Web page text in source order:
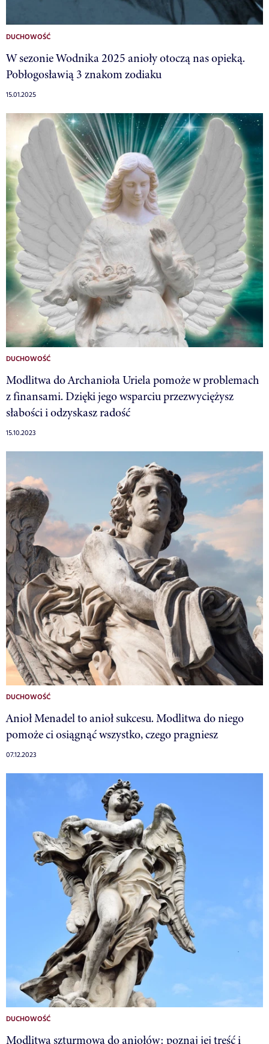
DUCHOWOŚĆ
W sezonie Wodnika 2025 anioły otoczą nas opieką.
Pobłogosławią 3 znakom zodiaku
15.01.2025
DUCHOWOŚĆ
Modlitwa do Archanioła Uriela pomoże w problemach
z finansami. Dzięki jego wsparciu przezwyciężysz
słabości i odzyskasz radość
15.10.2023
DUCHOWOŚĆ
Anioł Menadel to anioł sukcesu. Modlitwa do niego
pomoże ci osiągnąć wszystko, czego pragniesz
07.12.2023
DUCHOWOŚĆ
Modlitwa szturmowa do aniołów: poznaj jej treść i